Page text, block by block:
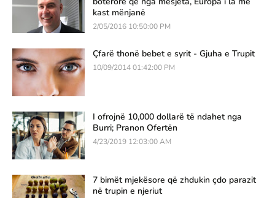
kast mënjanë
2/05/2016 10:50:00 PM
Çfarë thonë bebet e syrit - Gjuha e Trupit
10/09/2014 01:42:00 PM
I ofrojnë 10,000 dollarë të ndahet nga
Burri; Pranon Ofertën
4/23/2019 12:03:00 AM
7 bimët mjekësore që zhdukin çdo parazit
në trupin e njeriut